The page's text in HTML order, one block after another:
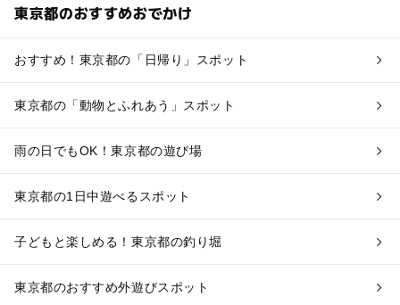
東京都のおすすめおでかけ
おすすめ！東京都の「日帰り」スポット
東京都の「動物とふれあう」スポット
雨の日でもOK！東京都の遊び場
東京都の1日中遊べるスポット
子どもと楽しめる！東京都の釣り堀
東京都のおすすめ外遊びスポット